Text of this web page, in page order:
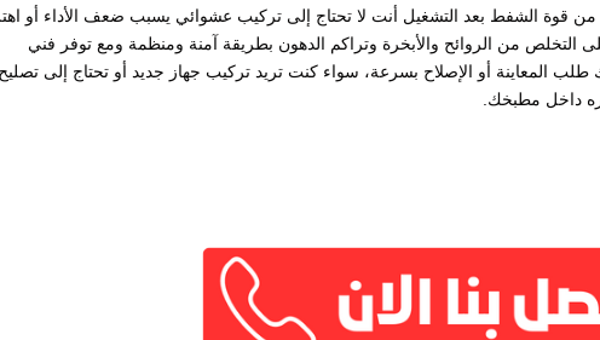
من قوة الشفط بعد التشغيل أنت لا تحتاج إلى تركيب عشوائي يسبب ضعف الأداء أو
التخلص من الروائح والأبخرة وتراكم الدهون بطريقة آمنة ومنظمة ومع توفر فني
عبر الرقم 55009328 يمكنك طلب المعاينة أو الإصلاح بسرعة، سواء كنت تريد تركيب جهاز جديد أو تحتاج إلى
داخل مطبخك.